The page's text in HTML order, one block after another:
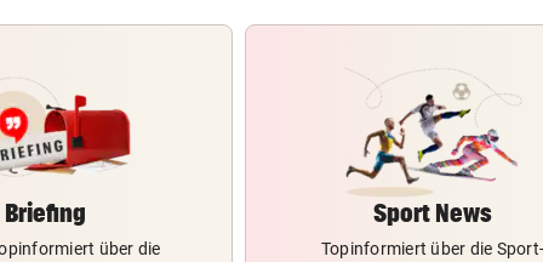
Briefing
über die
Sport News
Topinformiert über die